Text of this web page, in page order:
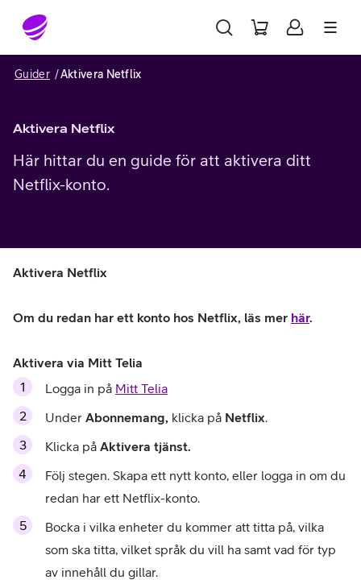
Gå till sidans innehåll
Guider Aktivera Netflix
Aktivera Netflix
Här hittar du en guide för att aktivera ditt
Netflix-konto.
Aktivera Netflix
Om du redan har ett konto hos Netflix, läs mer här.
Aktivera via Mitt Telia
Logga in på Mitt Telia
Under Abonnemang, klicka på Netflix.
Klicka på Aktivera tjänst.
Följ stegen. Skapa ett nytt konto, eller logga in om du
redan har ett Netflix-konto.
Bocka i vilka enheter du kommer att titta på, vilka
som ska titta, vilket språk du vill ha samt vad för typ
av innehåll du gillar.